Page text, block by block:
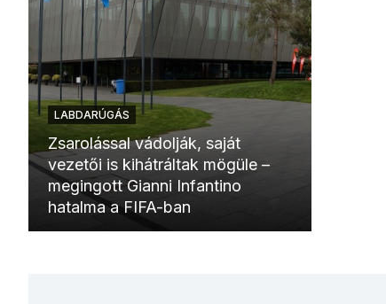
LABDARÚGÁS
Zsarolással vádolják, saját
vezetői is kihátráltak mögüle –
megingott Gianni Infantino
hatalma a FIFA-ban